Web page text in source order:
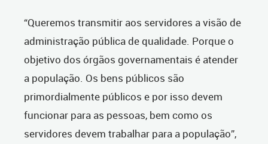
“Queremos transmitir aos servidores a visão de
administração pública de qualidade. Porque o
objetivo dos órgãos governamentais é atender
a população. Os bens públicos são
primordialmente públicos e por isso devem
funcionar para as pessoas, bem como os
servidores devem trabalhar para a população”,